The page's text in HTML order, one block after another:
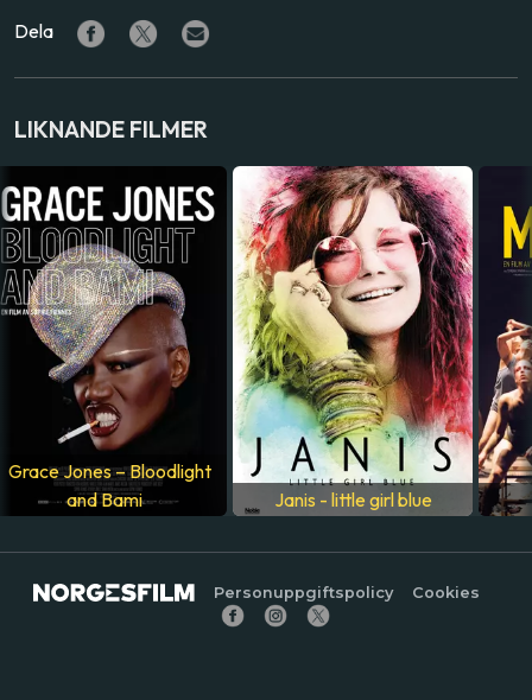
SKÅDESPELARE
Fanny Ardant,Maria Callas
LAND
Frankrike
SPRÅK
Engelska
Dela
LIKNANDE FILMER
Grace Jones – Bloodlight
and Bami
Janis - little girl blue
Personuppgiftspolicy Cookies